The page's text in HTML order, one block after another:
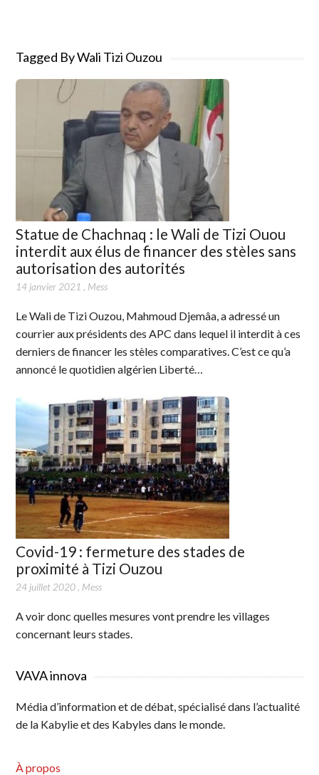
Tagged By Wali Tizi Ouzou
Statue de Chachnaq : le Wali de Tizi Ouou
interdit aux élus de financer des stèles sans
autorisation des autorités
14 janvier 2021 , Mess
Le Wali de Tizi Ouzou, Mahmoud Djemâa, a adressé un
courrier aux présidents des APC dans lequel il interdit à ces
derniers de financer les stèles comparatives. C’est ce qu’a
annoncé le quotidien algérien Liberté…
Covid-19 : fermeture des stades de
proximité à Tizi Ouzou
24 juillet 2020, Mess
A voir donc quelles mesures vont prendre les villages
concernant leurs stades.
VAVA innova
Média d’information et de débat, spécialisé dans l’actualité
de la Kabylie et des Kabyles dans le monde.
À propos